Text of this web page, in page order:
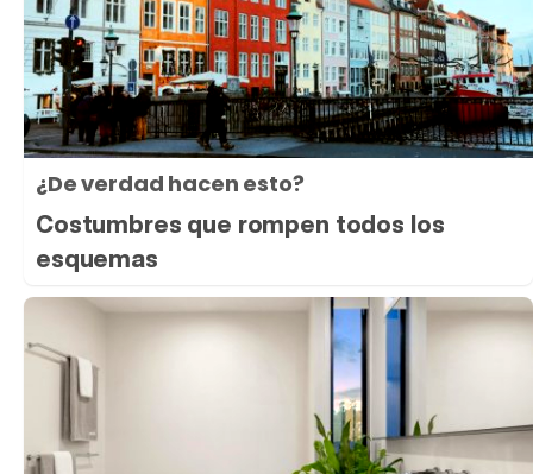
¿De verdad hacen esto?
Costumbres que rompen todos los
esquemas